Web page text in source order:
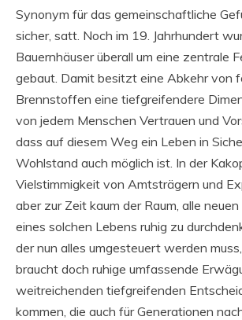
Synonym für das gemeinschaftliche
sicher, satt. Noch im 19. Jahrhundert
Bauernhäuser überall um eine zentrale
gebaut. Damit besitzt eine Abkehr von
Brennstoffen eine tiefgreifendere
von jedem Menschen Vertrauen und
dass auf diesem Weg ein Leben in
Wohlstand auch möglich ist. In der
Vielstimmigkeit von Amtsträgern und
aber zur Zeit kaum der Raum, alle
eines solchen Lebens ruhig zu
der nun alles umgesteuert werden
braucht doch ruhige umfassende
weitreichenden tiefgreifenden
kommen, die auch für Generationen